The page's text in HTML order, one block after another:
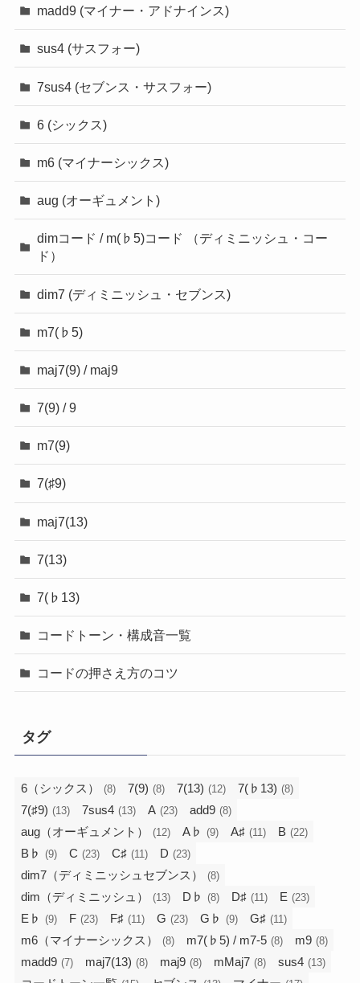
madd9 (マイナー・アドナインス)
sus4 (サスフォー)
7sus4 (セブンス・サスフォー)
6 (シックス)
m6 (マイナーシックス)
aug (オーギュメント)
dimコード / m(♭5)コード （ディミニッシュ・コー
ド）
dim7 (ディミニッシュ・セブンス)
m7(♭5)
maj7(9) / maj9
7(9) / 9
m7(9)
7(♯9)
maj7(13)
7(13)
7(♭13)
コードトーン・構成音一覧
コードの押さえ方のコツ
タグ
6（シックス） (8) 7(9) (8) 7(13) (12) 7(♭13) (8)
7(♯9) (13) 7sus4 (13) A (23) add9 (8)
aug（オーギュメント） (12) A♭ (9) A♯ (11) B (22)
B♭ (9) C (23) C♯ (11) D (23)
dim7（ディミニッシュセブンス） (8)
dim（ディミニッシュ） (13) D♭ (8) D♯ (11) E (23)
E♭ (9) F (23) F♯ (11) G (23) G♭ (9) G♯ (11)
m6（マイナーシックス） (8) m7(♭5) / m7-5 (8) m9 (8)
madd9 (7) maj7(13) (8) maj9 (8) mMaj7 (8) sus4 (13)